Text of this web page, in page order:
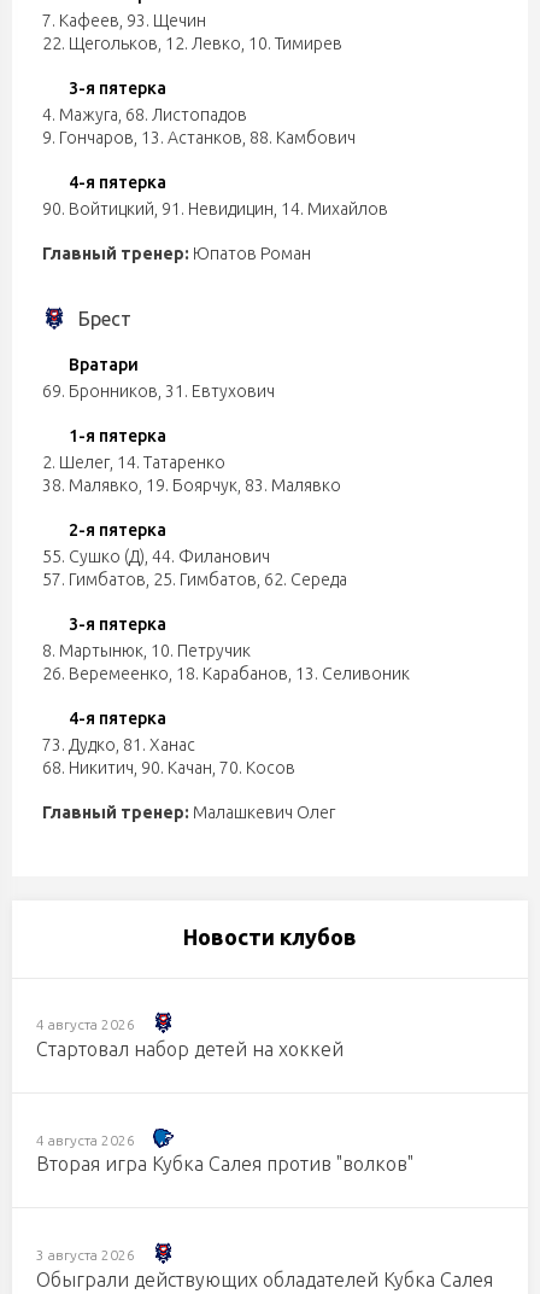
7. Кафеев 93. Щечин
22. Щегольков 12. Левко 10. Тимирев
3-я пятерка
4. Мажуга 68. Листопадов
9. Гончаров 13. Астанков 88. Камбович
4-я пятерка
90. Войтицкий 91. Невидицин 14. Михайлов
Главный тренер: Юпатов Роман
Брест
Вратари
69. Бронников 31. Евтухович
1-я пятерка
2. Шелег, 14. Татаренко
38. Малявко 19. Боярчук 83. Малявко
2-я пятерка
55. Сушко (Д) 44. Филанович
57. Гимбатов 25. Гимбатов 62. Середа
3-я пятерка
8. Мартынюк 10. Петручик
26. Веремеенко 18. Карабанов 13. Селивоник
4-я пятерка
73. Дудко 81. Ханас
68. Никитич 90. Качан 70. Косов
Главный тренер: Малашкевич Олег
Новости клубов
4 августа 2026
Стартовал набор детей на хоккей
4 августа 2026
Вторая игра Кубка Салея против "волков"
3 августа 2026
Обыграли действующих обладателей Кубка Салея